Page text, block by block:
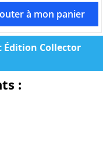
Édition Collector
: